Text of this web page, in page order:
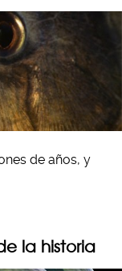
de años, y
la historia